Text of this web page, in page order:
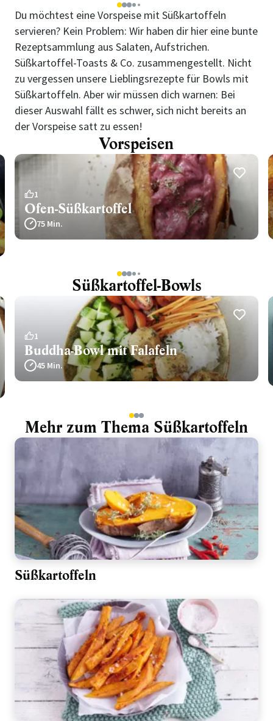
1234 5
Du möchtest eine Vorspeise mit Süßkartoffeln
servieren? Kein Problem: Wir haben dir hier eine bunte
Rezeptsammlung aus Salaten, Aufstrichen.
Süßkartoffel-Toasts & Co. zusammengestellt. Nicht
zu vergessen unsere Lieblingsrezepte für Bowls mit
Süßkartoffeln. Aber wir müssen dich warnen: Bei
dieser Auswahl fällt es schwer, sich nicht bereits an
der Vorspeise satt zu essen!
Vorspeisen
1
Ofen-Süßkartoffel
75 Min.
1234 5
Süßkartoffel-Bowls
1
Buddha-Bowl mit Falafeln
45 Min.
123
Mehr zum Thema Süßkartoffeln
Süßkartoffeln